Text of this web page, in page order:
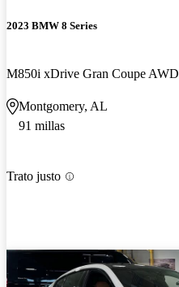
2023 BMW 8 Series
M850i xDrive Gran Coupe AWD
Montgomery, AL
91 millas
Trato justo